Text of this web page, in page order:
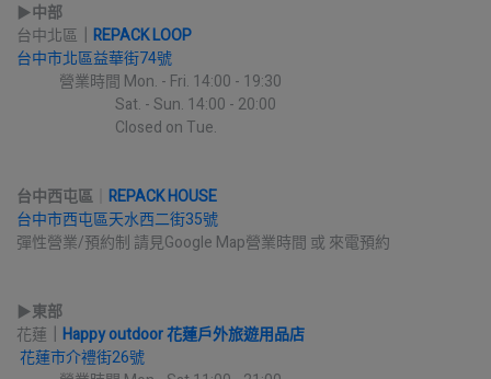
▶︎中部
台中北區
REPACK LOOP
台中市北區益華街74號
營業時間 Mon. - Fri. 14:00 - 19:30
Sat. - Sun. 14:00 - 20:00
Closed on Tue.
台中西屯區
REPACK HOUSE
台中市西屯區天水西二街35號
彈性營業/預約制 請見Google Map營業時間 或 來電預約
▶︎東部
花蓮
Happy outdoor 花蓮戶外旅遊用品店
花蓮市介禮街26號